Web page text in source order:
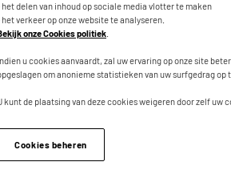
het delen van inhoud op sociale media vlotter te maken
het verkeer op onze website te analyseren.
onze Cookies politiek
u cookies aanvaardt, zal uw ervaring op onze site
om anonieme statistieken van uw surfgedrag op
kunt de plaatsing van deze cookies weigeren door zelf uw
Cookies beheren